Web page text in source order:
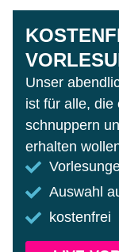
Unser
ist für alle, die
schnuppern
erhalten
Auswahl
kostenfrei